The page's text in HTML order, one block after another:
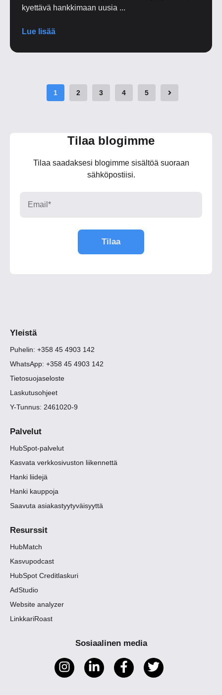
kyettävä hankkimaan uusia ...
Lue lisää
1 2 3 4 5
Tilaa blogimme
Tilaa saadaksesi blogimme sisältöä suoraan
sähköpostiisi.
Yleistä
Puhelin: +358 45 4903 142
WhatsApp: +358 45 4903 142
Tietosuojaseloste
Laskutusohjeet
Y-Tunnus: 2461020-9
Palvelut
HubSpot-palvelut
Kasvata verkkosivuston liikennettä
Hanki liidejä
Hanki kauppoja
Saavuta asiakastyytyväisyyttä
Resurssit
HubMatch
Kasvupodcast
HubSpot Creditlaskuri
AdStudio
Website analyzer
LinkkariRoast
Sosiaalinen media